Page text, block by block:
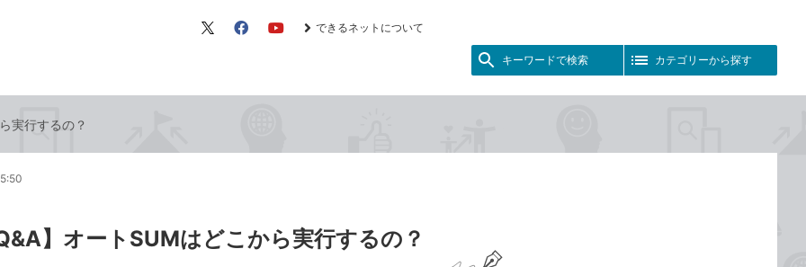
X（旧 FacebookYouTube
できるネットについて
キーワードで検索 カテゴリーから探す
実行するの？
】オートSUMはどこから実行するの？